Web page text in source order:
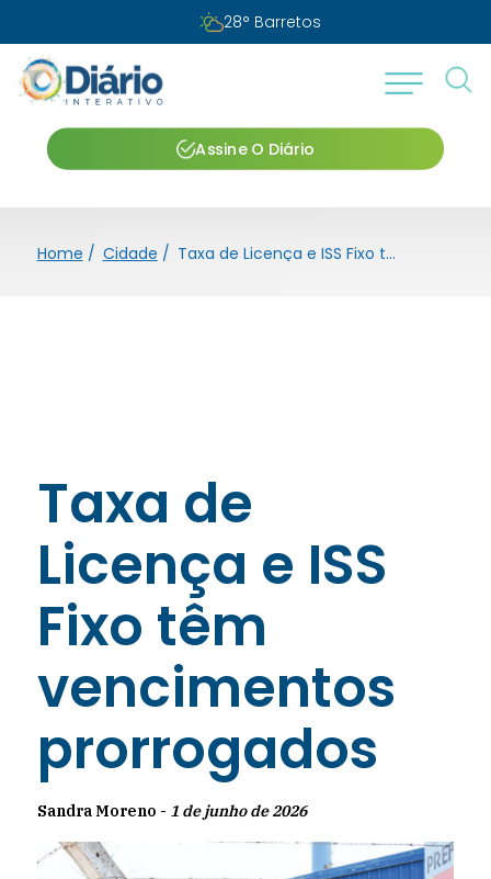
28° Barretos
Assine O Diário
Home / Cidade / Taxa de Licença e ISS Fixo têm vencimentos prorrogados
Taxa de
Licença e ISS
Fixo têm
vencimentos
prorrogados
Sandra Moreno - 1 de junho de 2026